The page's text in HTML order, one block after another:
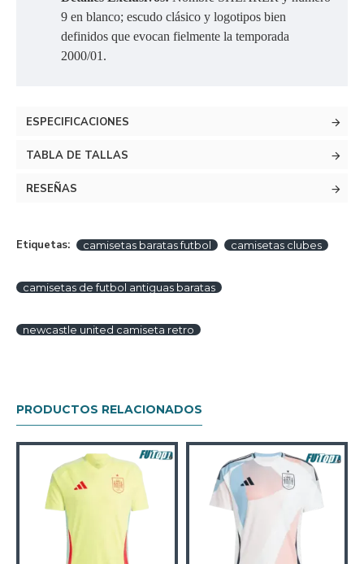
9 en blanco; escudo clásico y logotipos bien
definidos que evocan fielmente la temporada
2000/01.
ESPECIFICACIONES
TABLA DE TALLAS
RESEÑAS
Etiquetas: camisetas baratas futbol camisetas clubes
camisetas de futbol antiguas baratas
newcastle united camiseta retro
PRODUCTOS RELACIONADOS